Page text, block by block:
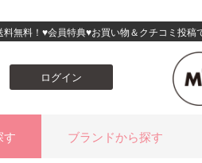
料無料！♥会員特典♥お買い物＆クチコミ投
ログイン
す ブランドから探す